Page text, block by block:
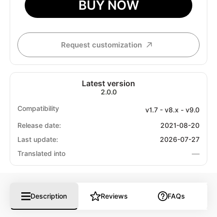
BUY NOW
Request customization
Latest version
2.0.0
Compatibility
v1.7 - v8.x - v9.0
Release date:
2021-08-20
Last update:
2026-07-27
Translated into
—
Description Reviews FAQs